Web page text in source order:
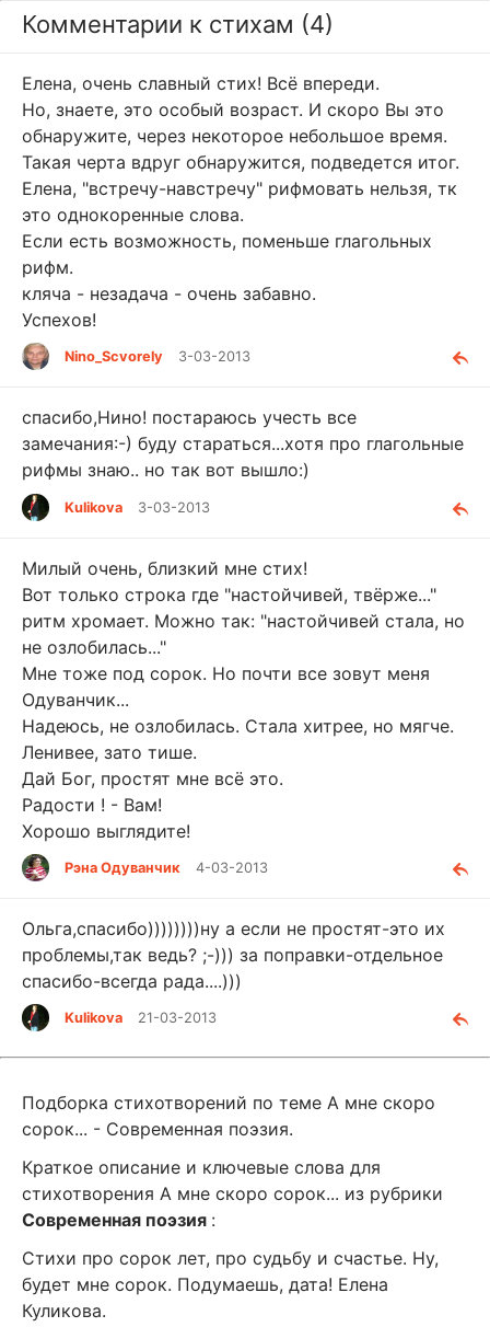
Комментарии к стихам (4)
Елена, очень славный стих! Всё впереди.
Но, знаете, это особый возраст. И скоро Вы это
обнаружите, через некоторое небольшое время.
Такая черта вдруг обнаружится, подведется итог.
Елена, "встречу-навстречу" рифмовать нельзя, тк
это однокоренные слова.
Если есть возможность, поменьше глагольных
рифм.
кляча - незадача - очень забавно.
Успехов!
Nino_Scvorely 3-03-2013
спасибо,Нино! постараюсь учесть все
замечания:-) буду стараться...хотя про глагольные
рифмы знаю.. но так вот вышло:)
Kulikova 3-03-2013
Милый очень, близкий мне стих!
Вот только строка где "настойчивей, твёрже..."
ритм хромает. Можно так: "настойчивей стала, но
не озлобилась..."
Мне тоже под сорок. Но почти все зовут меня
Одуванчик...
Надеюсь, не озлобилась. Стала хитрее, но мягче.
Ленивее, зато тише.
Дай Бог, простят мне всё это.
Радости ! - Вам!
Хорошо выглядите!
Рэна Одуванчик 4-03-2013
Ольга,спасибо))))))))ну а если не простят-это их
проблемы,так ведь? ;-))) за поправки-отдельное
спасибо-всегда рада....)))
Kulikova 21-03-2013
Подборка стихотворений по теме А мне скоро
сорок... - Современная поэзия.
Краткое описание и ключевые слова для
стихотворения А мне скоро сорок... из рубрики
Современная поэзия :
Стихи про сорок лет, про судьбу и счастье. Ну,
будет мне сорок. Подумаешь, дата! Елена
Куликова.